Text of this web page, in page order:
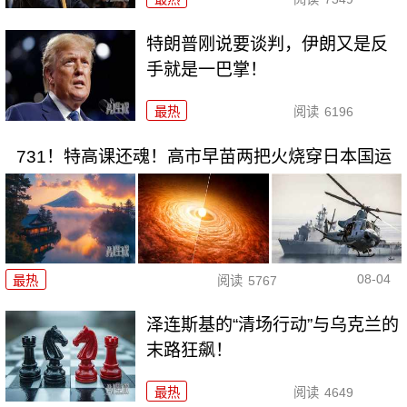
特朗普刚说要谈判，伊朗又是反
手就是一巴掌！
最热 阅读 6196
731！特高课还魂！高市早苗两把火烧穿日本国运
最热 阅读 5767 08-04
泽连斯基的“清场行动”与乌克兰的
末路狂飙！
最热 阅读 4649